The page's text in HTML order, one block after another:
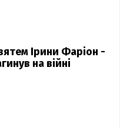
Ірини Фаріон -
на війні